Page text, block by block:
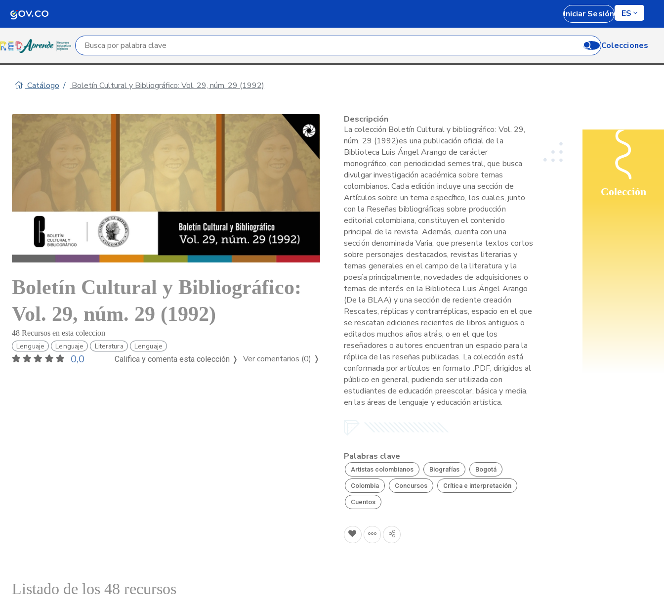
Iniciar Sesión ES
Campo de búsqueda por palabra clave Colecciones
Catálogo Boletín Cultural y Bibliográfico: Vol. 29, núm. 29 (1992)
Colección
Boletín Cultural y Bibliográfico:
Vol. 29, núm. 29 (1992)
48 Recursos en esta coleccion
Lenguaje Lenguaje Literatura Lenguaje
0,0 Califica y comenta esta colección ❭ Ver comentarios (0) ❭
Descripción
La colección Boletín Cultural y bibliográfico: Vol. 29,
núm. 29 (1992)es una publicación oficial de la
Biblioteca Luis Ángel Arango de carácter
monográfico, con periodicidad semestral, que busca
divulgar investigación académica sobre temas
colombianos. Cada edición incluye una sección de
Artículos sobre un tema específico, los cuales, junto
con la Reseñas bibliográficas sobre producción
editorial colombiana, constituyen el contenido
principal de la revista. Además, cuenta con una
sección denominada Varia, que presenta textos cortos
sobre personajes destacados, revistas literarias y
temas generales en el campo de la literatura y la
poesía principalmente; novedades de adquisiciones o
temas de interés en la Biblioteca Luis Ángel Arango
(De la BLAA) y una sección de reciente creación
Rescates, réplicas y contrarréplicas, espacio en el que
se rescatan ediciones recientes de libros antiguos o
editados muchos años atrás, o en el que los
reseñadores o autores encuentran un espacio para la
réplica de las reseñas publicadas. La colección está
conformada por artículos en formato .PDF, dirigidos al
público en general, pudiendo ser utilizada con
estudiantes de educación preescolar, básica y media,
en las áreas de lenguaje y educación artística.
Palabras clave
Artistas colombianos Biografías Bogotá
Colombia Concursos Crítica e interpretación
Cuentos
Listado de los 48 recursos